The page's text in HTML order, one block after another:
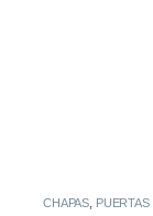
CHAPAS, PUERTAS